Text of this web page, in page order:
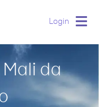
Login
da